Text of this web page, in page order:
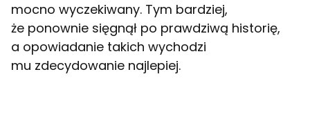
mocno wyczekiwany. Tym bardziej,
że ponownie sięgnął po prawdziwą historię,
a opowiadanie takich wychodzi
mu zdecydowanie najlepiej.